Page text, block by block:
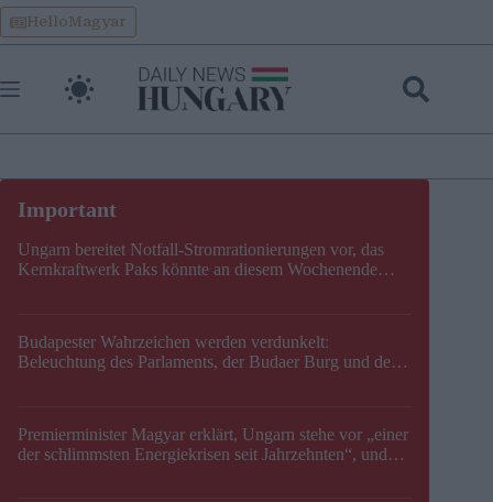
Skip
to
content
HelloMagyar
Ungarn bereitet Notfall-Stromrationierungen vor, das
Kernkraftwerk Paks könnte an diesem Wochenende
Budapester Wahrzeichen werden verdunkelt:
Beleuchtung des Parlaments, der Budaer Burg und der
Premierminister Magyar erklärt, Ungarn stehe vor „einer
der schlimmsten Energiekrisen seit Jahrzehnten“, und